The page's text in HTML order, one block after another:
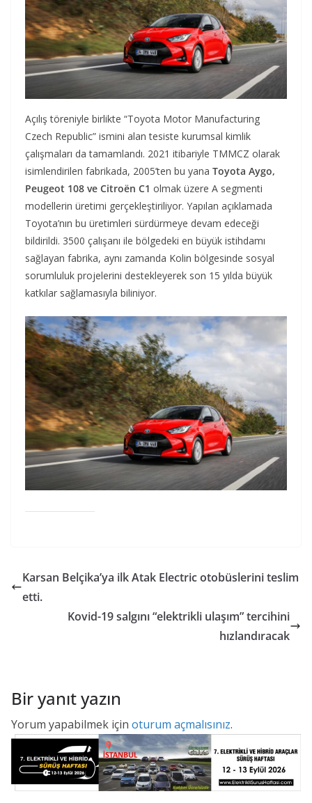
Açılış töreniyle birlikte “Toyota Motor Manufacturing
Czech Republic” ismini alan tesiste kurumsal kimlik
çalışmaları da tamamlandı. 2021 itibariyle TMMCZ olarak
isimlendirilen fabrikada, 2005’ten bu yana Toyota Aygo,
Peugeot 108 ve Citroën C1 olmak üzere A segmenti
modellerin üretimi gerçekleştiriliyor. Yapılan açıklamada
Toyota’nın bu üretimleri sürdürmeye devam edeceği
bildirildi. 3500 çalışanı ile bölgedeki en büyük istihdamı
sağlayan fabrika, aynı zamanda Kolin bölgesinde sosyal
sorumluluk projelerini destekleyerek son 15 yılda büyük
katkılar sağlamasıyla biliniyor.
Karsan Belçika’ya ilk Atak Electric otobüslerini teslim
etti.
Kovid-19 salgını “elektrikli ulaşım” tercihini
hızlandıracak
Bir yanıt yazın
Yorum yapabilmek için oturum açmalısınız.